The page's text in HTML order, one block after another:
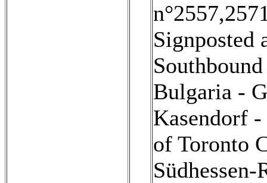
Signposted
Bulgaria -
Kasendorf
of Toronto